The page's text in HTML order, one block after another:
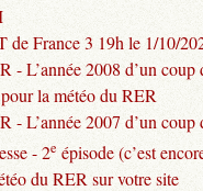
de France 3 19h le 1/10/
- L’année 2008 d’un coup
la météo du RER
- L’année 2007 d’un coup
- 2e épisode (c’est
du RER sur votre site